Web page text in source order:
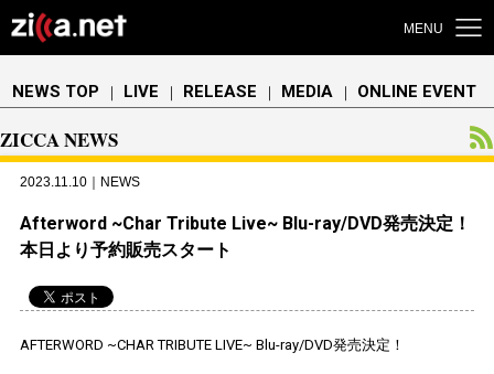
MENU
NEWS TOP ｜ LIVE ｜ RELEASE ｜ MEDIA ｜ ONLINE EVENT
ZICCA NEWS
2023.11.10｜NEWS
Afterword ~Char Tribute Live~ Blu-ray/DVD発売決定！
本日より予約販売スタート
AFTERWORD ~CHAR TRIBUTE LIVE~ Blu-ray/DVD発売決定！